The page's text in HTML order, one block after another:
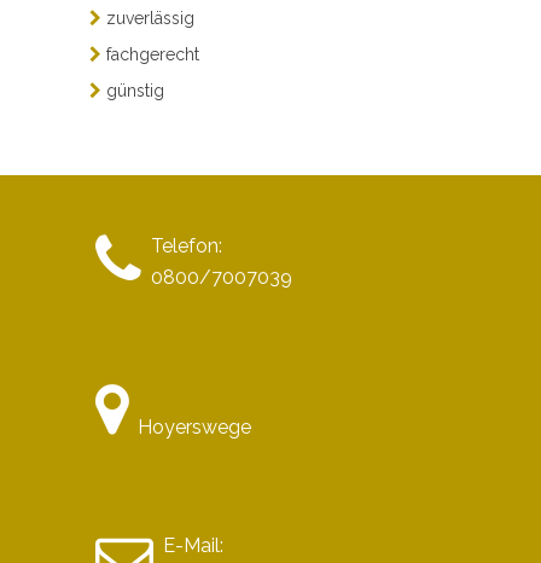
zuverlässig
fachgerecht
günstig
Telefon:
0800/7007039
Hoyerswege
E-Mail: